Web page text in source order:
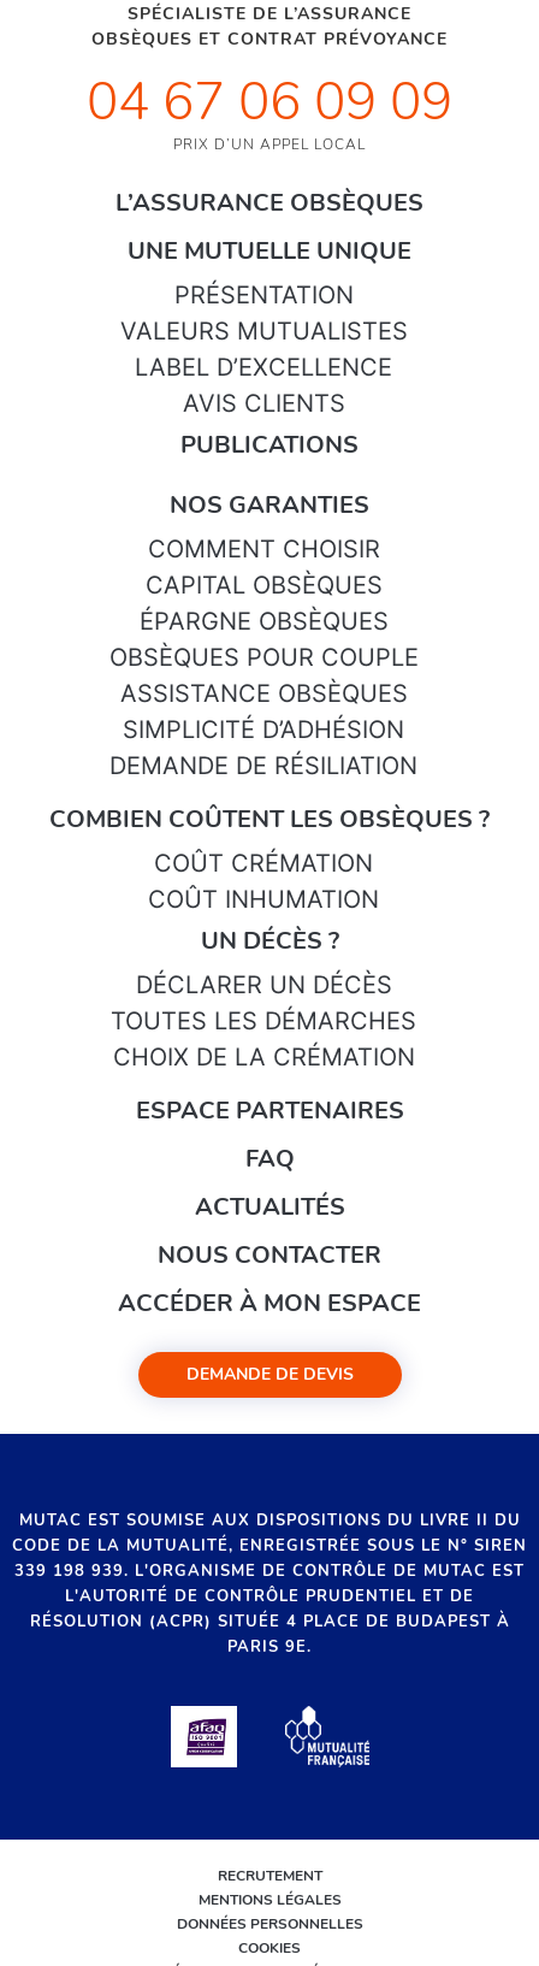
SPÉCIALISTE DE L’ASSURANCE
OBSÈQUES ET CONTRAT PRÉVOYANCE
04 67 06 09 09
PRIX D’UN APPEL LOCAL
L’ASSURANCE OBSÈQUES
UNE MUTUELLE UNIQUE
PRÉSENTATION
VALEURS MUTUALISTES
LABEL D’EXCELLENCE
AVIS CLIENTS
PUBLICATIONS
NOS GARANTIES
COMMENT CHOISIR
CAPITAL OBSÈQUES
ÉPARGNE OBSÈQUES
OBSÈQUES POUR COUPLE
ASSISTANCE OBSÈQUES
SIMPLICITÉ D’ADHÉSION
DEMANDE DE RÉSILIATION
COMBIEN COÛTENT LES OBSÈQUES ?
COÛT CRÉMATION
COÛT INHUMATION
UN DÉCÈS ?
DÉCLARER UN DÉCÈS
TOUTES LES DÉMARCHES
CHOIX DE LA CRÉMATION
ESPACE PARTENAIRES
FAQ
ACTUALITÉS
NOUS CONTACTER
ACCÉDER À MON ESPACE
DEMANDE DE DEVIS
MUTAC EST SOUMISE AUX DISPOSITIONS DU LIVRE II DU
CODE DE LA MUTUALITÉ, ENREGISTRÉE SOUS LE N° SIREN
339 198 939. L'ORGANISME DE CONTRÔLE DE MUTAC EST
L'AUTORITÉ DE CONTRÔLE PRUDENTIEL ET DE
RÉSOLUTION (ACPR) SITUÉE 4 PLACE DE BUDAPEST À
PARIS 9E.
RECRUTEMENT
MENTIONS LÉGALES
DONNÉES PERSONNELLES
COOKIES